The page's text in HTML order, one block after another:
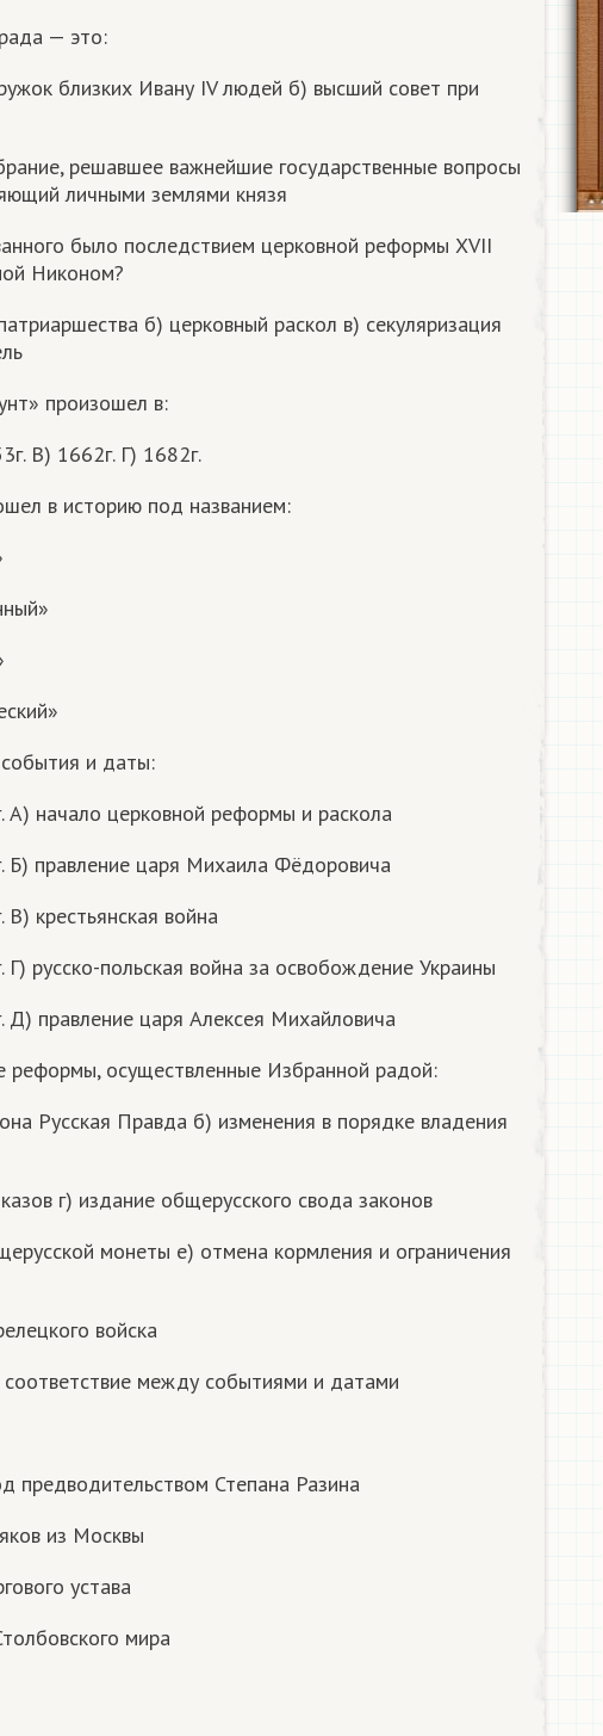
— это:
близких Ивану IV людей б) высший совет при
решавшее важнейшие государственные вопросы
личными землями князя
было последствием церковной реформы XVII
Никоном?
б) церковный раскол в) секуляризация
произошел в:
В) 1662г. Г) 1682г.
в историю под названием:
и даты:
А) начало церковной реформы и раскола
Б) правление царя Михаила Фёдоровича
крестьянская война
Г) русско-польская война за освобождение Украины
Д) правление царя Алексея Михайловича
реформы, осуществленные Избранной радой:
Русская Правда б) изменения в порядке владения
г) издание общерусского свода законов
монеты е) отмена кормления и ограничения
войска
соответствие между событиями и датами
предводительством Степана Разина
из Москвы
устава
мира